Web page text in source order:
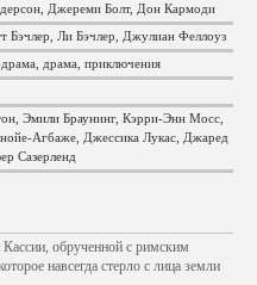
Джереми Болт, Дон Кармоди
Бэчлер, Ли Бэчлер, Джулиан Феллоуз
драма, приключения
Эмили Браунинг, Кэрри-Энн Мосс,
Агбаже, Джессика Лукас, Джаред
Сазерленд
обрученной с римским
навсегда стерло с лица земли